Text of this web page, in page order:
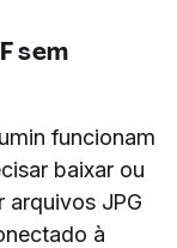
sem
funcionam
baixar ou
arquivos JPG
à